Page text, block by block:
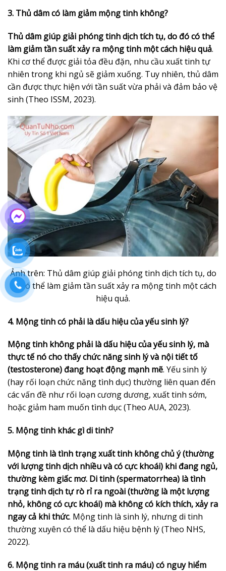
3. Thủ dâm có làm giảm mộng tinh không?
Thủ dâm giúp giải phóng tinh dịch tích tụ, do đó có thể
làm giảm tần suất xảy ra mộng tinh một cách hiệu quả.
Khi cơ thể được giải tỏa đều đặn, nhu cầu xuất tinh tự
nhiên trong khi ngủ sẽ giảm xuống. Tuy nhiên, thủ dâm
cần được thực hiện với tần suất vừa phải và đảm bảo vệ
sinh (Theo ISSM, 2023).
Ảnh trên: Thủ dâm giúp giải phóng tinh dịch tích tụ, do
đó có thể làm giảm tần suất xảy ra mộng tinh một cách
hiệu quả.
4. Mộng tinh có phải là dấu hiệu của yếu sinh lý?
Mộng tinh không phải là dấu hiệu của yếu sinh lý, mà
thực tế nó cho thấy chức năng sinh lý và nội tiết tố
(testosterone) đang hoạt động mạnh mẽ. Yếu sinh lý
(hay rối loạn chức năng tình dục) thường liên quan đến
các vấn đề như rối loạn cương dương, xuất tinh sớm,
hoặc giảm ham muốn tình dục (Theo AUA, 2023).
5. Mộng tinh khác gì di tinh?
Mộng tinh là tình trạng xuất tinh không chủ ý (thường
với lượng tinh dịch nhiều và có cực khoái) khi đang ngủ,
thường kèm giấc mơ. Di tinh (spermatorrhea) là tình
trạng tinh dịch tự rò rỉ ra ngoài (thường là một lượng
nhỏ, không có cực khoái) mà không có kích thích, xảy ra
ngay cả khi thức. Mộng tinh là sinh lý, nhưng di tinh
thường xuyên có thể là dấu hiệu bệnh lý (Theo NHS,
2022).
6. Mộng tinh ra máu (xuất tinh ra máu) có nguy hiểm